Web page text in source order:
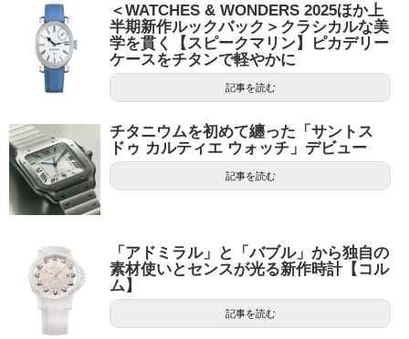
＜WATCHES & WONDERS 2025ほか上
半期新作ルックバック＞クラシカルな美
学を貫く【スピークマリン】ピカデリー
ケースをチタンで軽やかに
記事を読む
チタニウムを初めて纏った「サントス
ドゥ カルティエ ウォッチ」デビュー
記事を読む
「アドミラル」と「バブル」から独自の
素材使いとセンスが光る新作時計【コル
ム】
記事を読む